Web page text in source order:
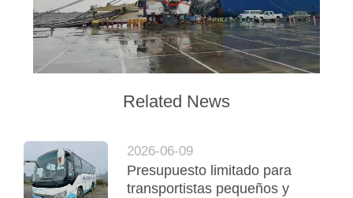
Related News
2026-06-09
Presupuesto limitado para
transportistas pequeños y